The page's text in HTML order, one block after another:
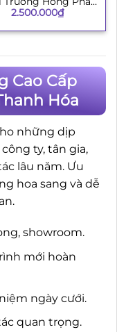
3
2.500.000₫
Cao Cấp
Hóa
những dịp
ty, tân gia,
lâu năm. Ưu
hoa sang và dễ
showroom.
mới hoàn
ngày cưới.
quan trọng.